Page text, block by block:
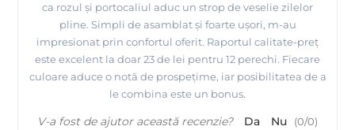
ca rozul și portocaliul aduc un strop de veselie zilelor
pline. Simpli de asamblat și foarte ușori, m-au
impresionat prin confortul oferit. Raportul calitate-preț
este excelent la doar 23 de lei pentru 12 perechi. Fiecare
culoare aduce o notă de prospețime, iar posibilitatea de a
le combina este un bonus.
V-a fost de ajutor această recenzie? Da Nu (0/0)